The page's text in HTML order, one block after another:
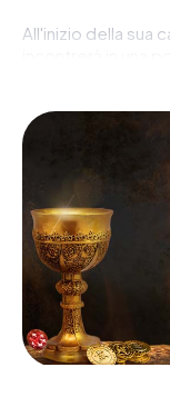
All'inizio della sua
incontrerà in una
chi ha quello che
nostra caccia al
per ogni
Una volta
del thriller
crittografati,
indizi, indizi in vari
suo strumento di
web sviluppata
le persone di
enigmatiche, la